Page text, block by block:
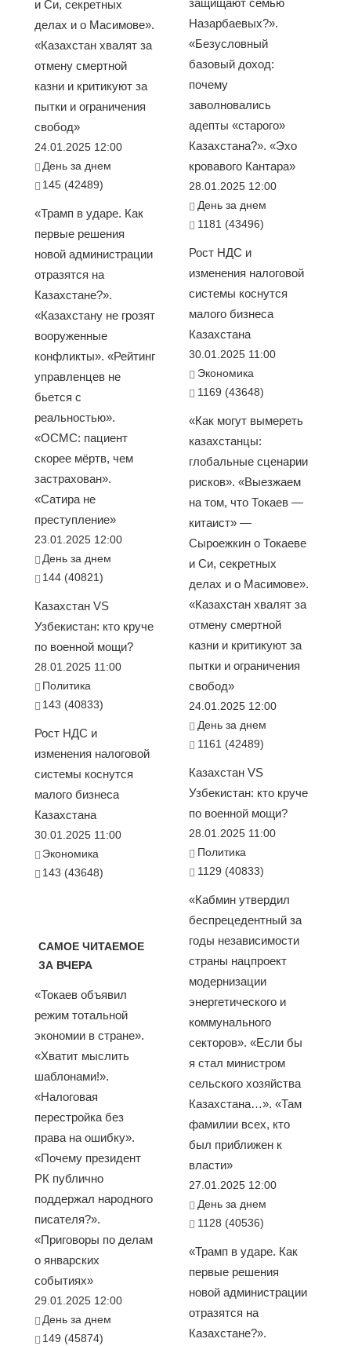
и Си, секретных
делах и о Масимове».
«Казахстан хвалят за
отмену смертной
казни и критикуют за
пытки и ограничения
свобод»
24.01.2025 12:00
День за днем
145 (42489)
«Трамп в ударе. Как
первые решения
новой администрации
отразятся на
Казахстане?».
«Казахстану не грозят
вооруженные
конфликты». «Рейтинг
управленцев не
бьется с
реальностью».
«ОСМС: пациент
скорее мёртв, чем
застрахован».
«Сатира не
преступление»
23.01.2025 12:00
День за днем
144 (40821)
Казахстан VS
Узбекистан: кто круче
по военной мощи?
28.01.2025 11:00
Политика
143 (40833)
Рост НДС и
изменения налоговой
системы коснутся
малого бизнеса
Казахстана
30.01.2025 11:00
Экономика
143 (43648)
САМОЕ ЧИТАЕМОЕ
ЗА ВЧЕРА
«Токаев объявил
режим тотальной
экономии в стране».
«Хватит мыслить
шаблонами!».
«Налоговая
перестройка без
права на ошибку».
«Почему президент
РК публично
поддержал народного
писателя?».
«Приговоры по делам
о январских
событиях»
29.01.2025 12:00
День за днем
149 (45874)
защищают семью
Назарбаевых?».
«Безусловный
базовый доход:
почему
заволновались
адепты «старого»
Казахстана?». «Эхо
кровавого Кантара»
28.01.2025 12:00
День за днем
1181 (43496)
Рост НДС и
изменения налоговой
системы коснутся
малого бизнеса
Казахстана
30.01.2025 11:00
Экономика
1169 (43648)
«Как могут вымереть
казахстанцы:
глобальные сценарии
рисков». «Выезжаем
на том, что Токаев —
китаист» —
Сыроежкин о Токаеве
и Си, секретных
делах и о Масимове».
«Казахстан хвалят за
отмену смертной
казни и критикуют за
пытки и ограничения
свобод»
24.01.2025 12:00
День за днем
1161 (42489)
Казахстан VS
Узбекистан: кто круче
по военной мощи?
28.01.2025 11:00
Политика
1129 (40833)
«Кабмин утвердил
беспрецедентный за
годы независимости
страны нацпроект
модернизации
энергетического и
коммунального
секторов». «Если бы
я стал министром
сельского хозяйства
Казахстана…». «Там
фамилии всех, кто
был приближен к
власти»
27.01.2025 12:00
День за днем
1128 (40536)
«Трамп в ударе. Как
первые решения
новой администрации
отразятся на
Казахстане?».